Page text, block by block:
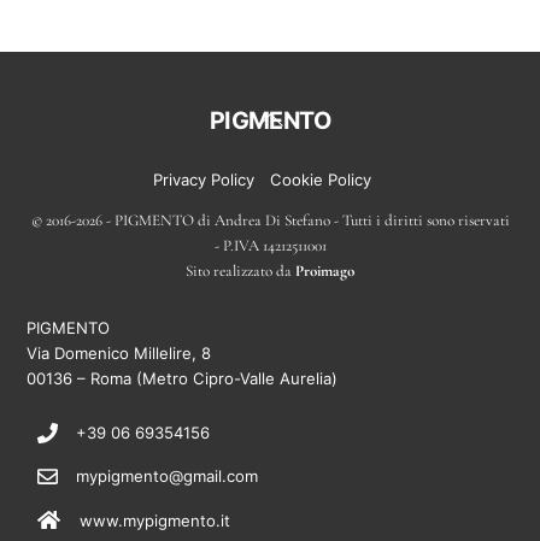
Back
PIGMENTO
Privacy Policy Cookie Policy
© 2016-2026 - PIGMENTO di Andrea Di Stefano - Tutti i diritti sono riservati
- P.IVA 14212511001
Sito realizzato da Proimago
PIGMENTO
Via Domenico Millelire, 8
00136 – Roma (Metro Cipro-Valle Aurelia)
+39 06 69354156
mypigmento@gmail.com
www.mypigmento.it